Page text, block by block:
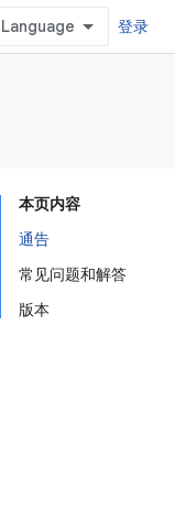
登录
本页内容
通告
常见问题和解答
版本